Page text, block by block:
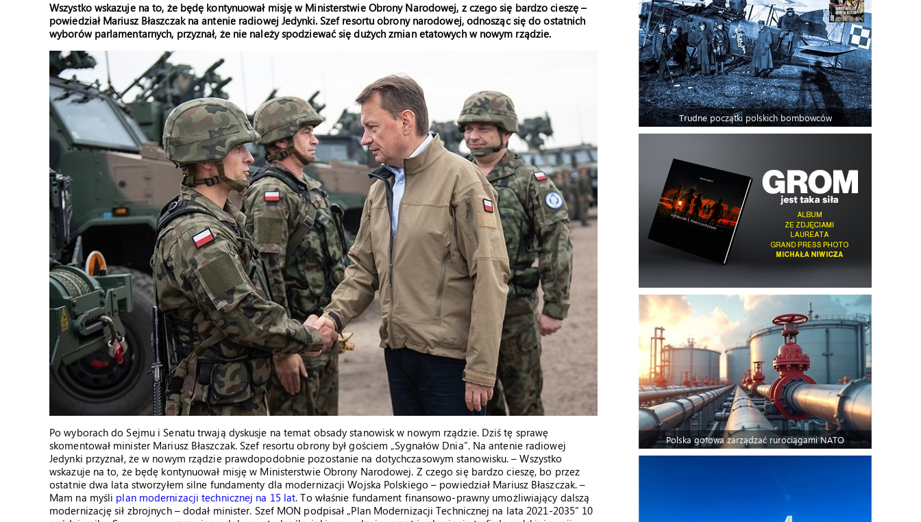
Wszystko wskazuje na to, że będę kontynuował misję w Ministerstwie Obrony Narodowej, z czego się bardzo cieszę –
powiedział Mariusz Błaszczak na antenie radiowej Jedynki. Szef resortu obrony narodowej, odnosząc się do ostatnich
wyborów parlamentarnych, przyznał, że nie należy spodziewać się dużych zmian etatowych w nowym rządzie.
Po wyborach do Sejmu i Senatu trwają dyskusje na temat obsady stanowisk w nowym rządzie. Dziś tę sprawę
skomentował minister Mariusz Błaszczak. Szef resortu obrony był gościem „Sygnałów Dnia”. Na antenie radiowej
Jedynki przyznał, że w nowym rządzie prawdopodobnie pozostanie na dotychczasowym stanowisku. – Wszystko
wskazuje na to, że będę kontynuował misję w Ministerstwie Obrony Narodowej. Z czego się bardzo cieszę, bo przez
ostatnie dwa lata stworzyłem silne fundamenty dla modernizacji Wojska Polskiego – powiedział Mariusz Błaszczak. –
Mam na myśli plan modernizacji technicznej na 15 lat. To właśnie fundament finansowo-prawny umożliwiający dalszą
modernizację sił zbrojnych – dodał minister. Szef MON podpisał „Plan Modernizacji Technicznej na lata 2021-2035” 10
Trudne początki polskich bombowców
Polska gotowa zarządzać rurociągami NATO